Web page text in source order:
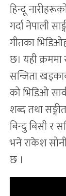
हिन्दू
गर्दा नेपाली
गीतका
छ। यही
सन्जिता
को भिडिओ
शब्द तथा
बिन्दु बिसी र
भने राकेश
छ ।